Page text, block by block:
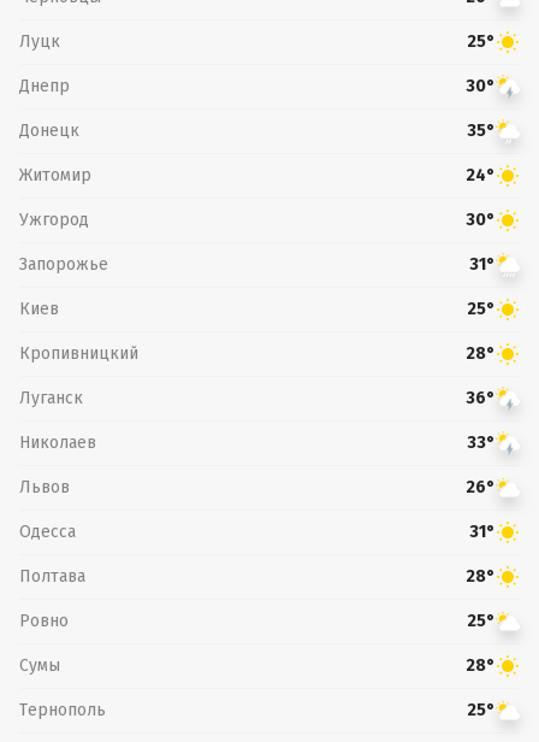
Луцк 25°
Днепр 30°
Донецк 35°
Житомир 24°
Ужгород 30°
Запорожье 31°
Киев 25°
Кропивницкий 28°
Луганск 36°
Николаев 33°
Львов 26°
Одесса 31°
Полтава 28°
Ровно 25°
Сумы 28°
Тернополь 25°